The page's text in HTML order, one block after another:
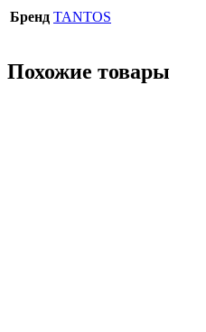
Бренд TANTOS
Похожие товары